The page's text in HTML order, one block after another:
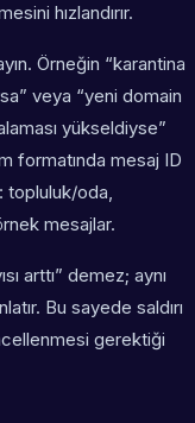
hızlandırır.
Örneğin “karantina
veya “yeni domain
yükseldiyse”
formatında mesaj ID
topluluk/oda,
mesajlar.
arttı” demez; aynı
Bu sayede saldırı
gerektiği